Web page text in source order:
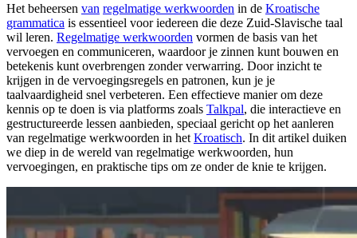
Het beheersen van regelmatige werkwoorden in de Kroatische
grammatica is essentieel voor iedereen die deze Zuid-Slavische taal
wil leren. Regelmatige werkwoorden vormen de basis van het
vervoegen en communiceren, waardoor je zinnen kunt bouwen en
betekenis kunt overbrengen zonder verwarring. Door inzicht te
krijgen in de vervoegingsregels en patronen, kun je je
taalvaardigheid snel verbeteren. Een effectieve manier om deze
kennis op te doen is via platforms zoals Talkpal, die interactieve en
gestructureerde lessen aanbieden, speciaal gericht op het aanleren
van regelmatige werkwoorden in het Kroatisch. In dit artikel duiken
we diep in de wereld van regelmatige werkwoorden, hun
vervoegingen, en praktische tips om ze onder de knie te krijgen.